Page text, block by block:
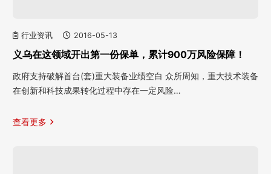
行业资讯 2016-05-13
义乌在这领域开出第一份保单，累计900万风险保障！
政府支持破解首台(套)重大装备业绩空白 众所周知，重大技术装备
在创新和科技成果转化过程中存在一定风险…
查看更多